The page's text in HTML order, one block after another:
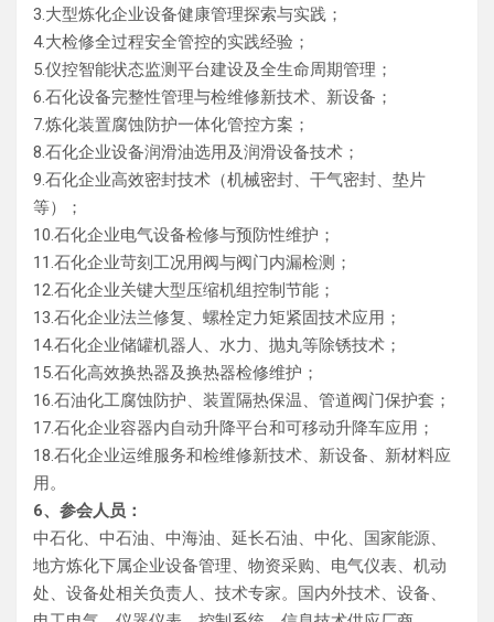
3.大型炼化企业设备健康管理探索与实践；
4.大检修全过程安全管控的实践经验；
5.仪控智能状态监测平台建设及全生命周期管理；
6.石化设备完整性管理与检维修新技术、新设备；
7.炼化装置腐蚀防护一体化管控方案；
8.石化企业设备润滑油选用及润滑设备技术；
9.石化企业高效密封技术（机械密封、干气密封、垫片
等）；
10.石化企业电气设备检修与预防性维护；
11.石化企业苛刻工况用阀与阀门内漏检测；
12.石化企业关键大型压缩机组控制节能；
13.石化企业法兰修复、螺栓定力矩紧固技术应用；
14.石化企业储罐机器人、水力、抛丸等除锈技术；
15.石化高效换热器及换热器检修维护；
16.石油化工腐蚀防护、装置隔热保温、管道阀门保护套；
17.石化企业容器内自动升降平台和可移动升降车应用；
18.石化企业运维服务和检维修新技术、新设备、新材料应
用。
6、参会人员：
中石化、中石油、中海油、延长石油、中化、国家能源、
地方炼化下属企业设备管理、物资采购、电气仪表、机动
处、设备处相关负责人、技术专家。国内外技术、设备、